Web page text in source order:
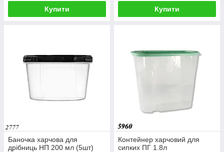
Купити Купити
Баночка харчова для
дрібниць НП 200 мл (5шт)
Контейнер харчовий для
сипких ПГ 1.8л